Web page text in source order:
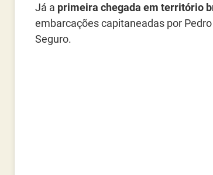
Já a primeira chegada em território
embarcações capitaneadas por
Seguro.